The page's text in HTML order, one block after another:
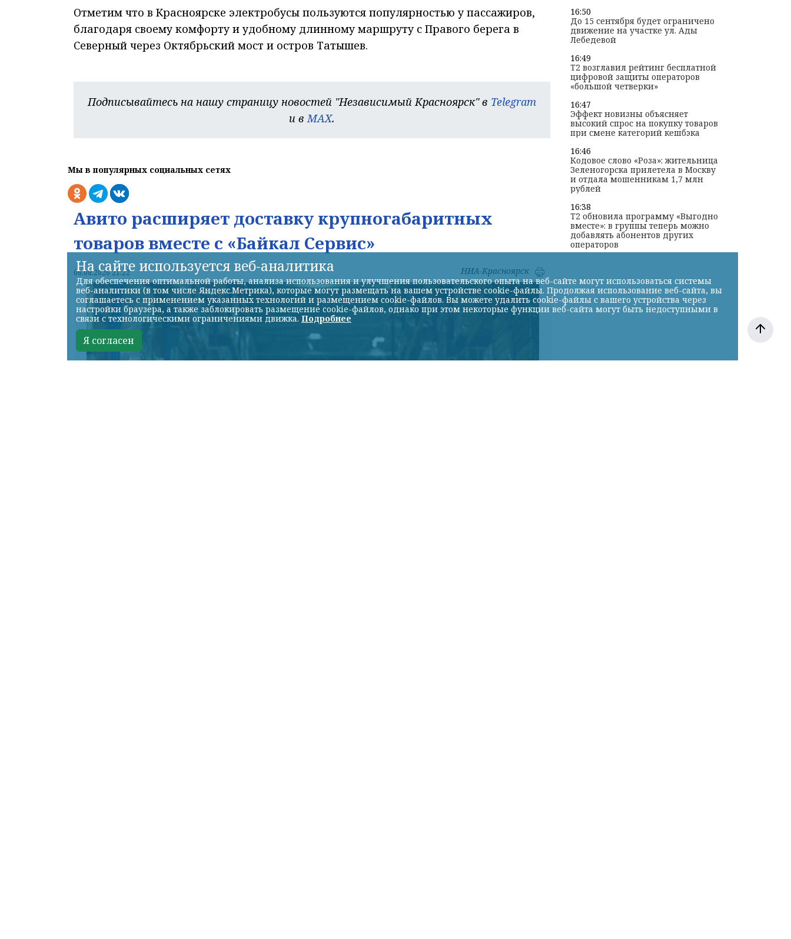
Отметим что в Красноярске электробусы пользуются популярностью у пассажиров,
благодаря своему комфорту и удобному длинному маршруту с Правого берега в
Северный через Октябрьский мост и остров Татышев.
Подписывайтесь на нашу страницу новостей "Независимый Красноярск" в Telegram
и в MAX.
Мы в популярных социальных сетях
Авито расширяет доставку крупногабаритных
товаров вместе с «Байкал Сервис»
06.08.2026 21:22 НИА-Красноярск
16:50
До 15 сентября будет ограничено
движение на участке ул. Ады
Лебедевой
16:49
T2 возглавил рейтинг бесплатной
цифровой защиты операторов
«большой четверки»
16:47
Эффект новизны объясняет
высокий спрос на покупку товаров
при смене категорий кешбэка
16:46
Кодовое слово «Роза»: жительница
Зеленогорска прилетела в Москву
и отдала мошенникам 1,7 млн
рублей
16:38
T2 обновила программу «Выгодно
вместе»: в группы теперь можно
добавлять абонентов других
операторов
На сайте используется веб-аналитика
Для обеспечения оптимальной работы, анализа использования и улучшения пользовательского опыта на веб-сайте могут использоваться системы
веб-аналитики (в том числе Яндекс.Метрика), которые могут размещать на вашем устройстве cookie-файлы. Продолжая использование веб-сайта, вы
соглашаетесь с применением указанных технологий и размещением cookie-файлов. Вы можете удалить cookie-файлы с вашего устройства через
настройки браузера, а также заблокировать размещение cookie-файлов, однако при этом некоторые функции веб-сайта могут быть недоступными в
связи с технологическими ограничениями движка. Подробнее
Я согласен